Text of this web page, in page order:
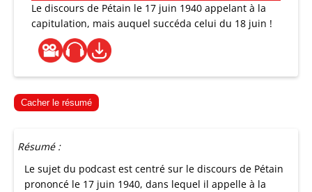
Le discours de Pétain le 17 juin 1940 appelant à la
capitulation, mais auquel succéda celui du 18 juin !
Cacher le résumé
Résumé :
Le sujet du podcast est centré sur le discours de Pétain
prononcé le 17 juin 1940, dans lequel il appelle à la